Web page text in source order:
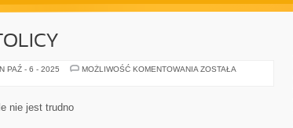
PAŹ - 6 - 2025 MOŻLIWOŚĆ KOMENTOWANIA MIESZKANIE
ZOSTAŁA
nie jest trudno